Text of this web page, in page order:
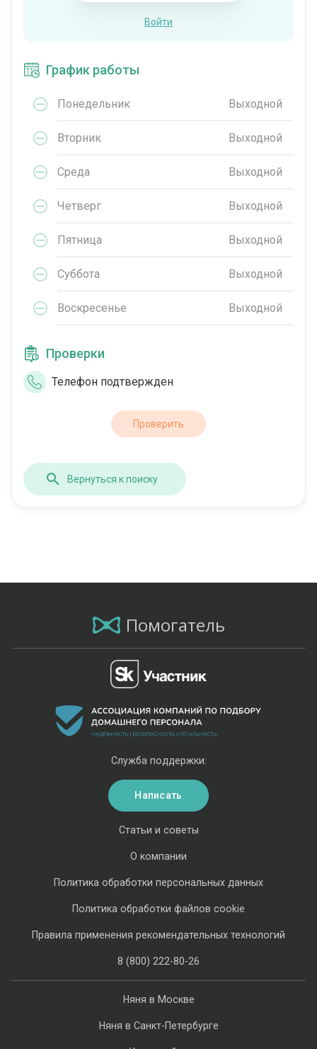
Войти
График работы
Понедельник Выходной
Вторник Выходной
Среда Выходной
Четверг Выходной
Пятница Выходной
Суббота Выходной
Воскресенье Выходной
Проверки
Телефон подтвержден
Проверить
Вернуться к поиску
Помогатель
Няня в Москве
Няня в Санкт-Петербурге
Статьи и советы
О компании
Политика обработки персональных данных
Политика обработки файлов cookie
Правила применения рекомендательных технологий
8 (800) 222-80-26
Служба поддержки:
Написать